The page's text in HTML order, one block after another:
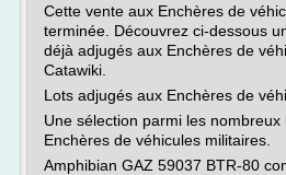
Cette vente aux Enchères de
terminée. Découvrez ci-dessous
déjà adjugés aux Enchères de
Catawiki.
Lots adjugés aux Enchères de
Une sélection parmi les
Enchères de véhicules militaires.
Amphibian GAZ 59037 BTR-80